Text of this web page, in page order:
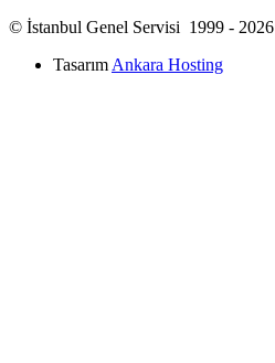
© İstanbul Genel Servisi 1999 - 2026
Tasarım Ankara Hosting